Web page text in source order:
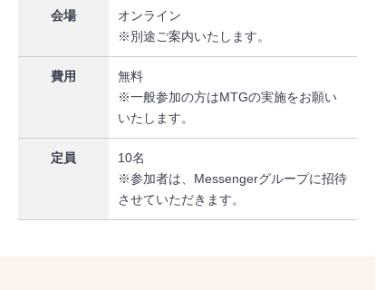
会場
オンライン
※別途ご案内いたします。
費用
無料
※一般参加の方はMTGの実施をお願い
いたします。
定員
10名
※参加者は、Messengerグループに招待
させていただきます。